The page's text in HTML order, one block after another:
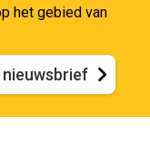
het gebied van